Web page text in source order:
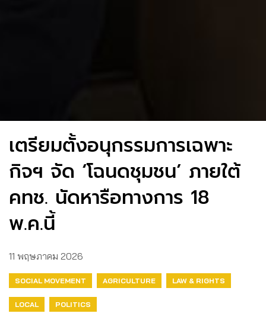
เตรียมตั้งอนุกรรมการเฉพาะ
กิจฯ จัด ‘โฉนดชุมชน’ ภายใต้
คทช. นัดหารือทางการ 18
พ.ค.นี้
11 พฤษภาคม 2026
SOCIAL MOVEMENT AGRICULTURE LAW & RIGHTS
LOCAL POLITICS